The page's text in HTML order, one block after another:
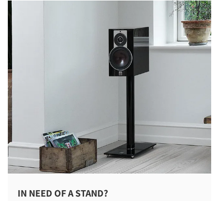
IN NEED OF A STAND?